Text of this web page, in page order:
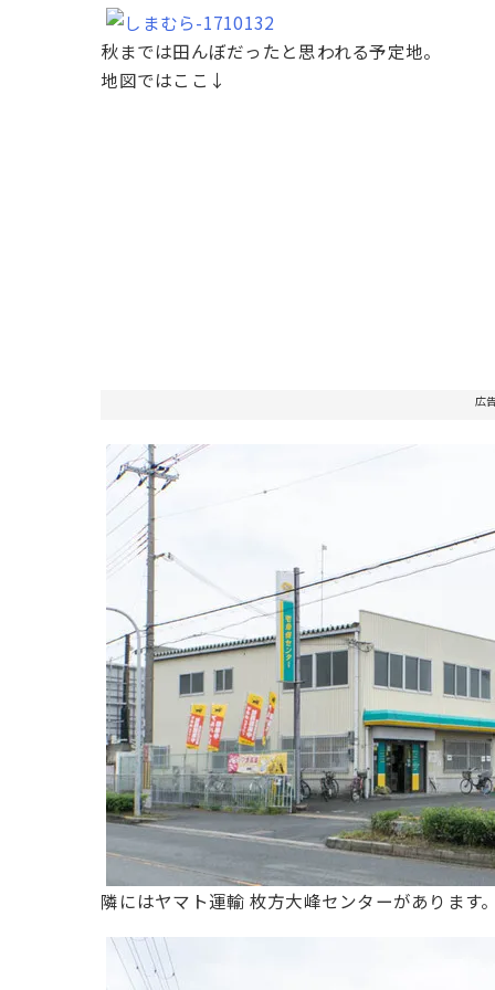
秋までは田んぼだったと思われる予定地。
地図ではここ↓
広
隣にはヤマト運輸 枚方大峰センターがあります